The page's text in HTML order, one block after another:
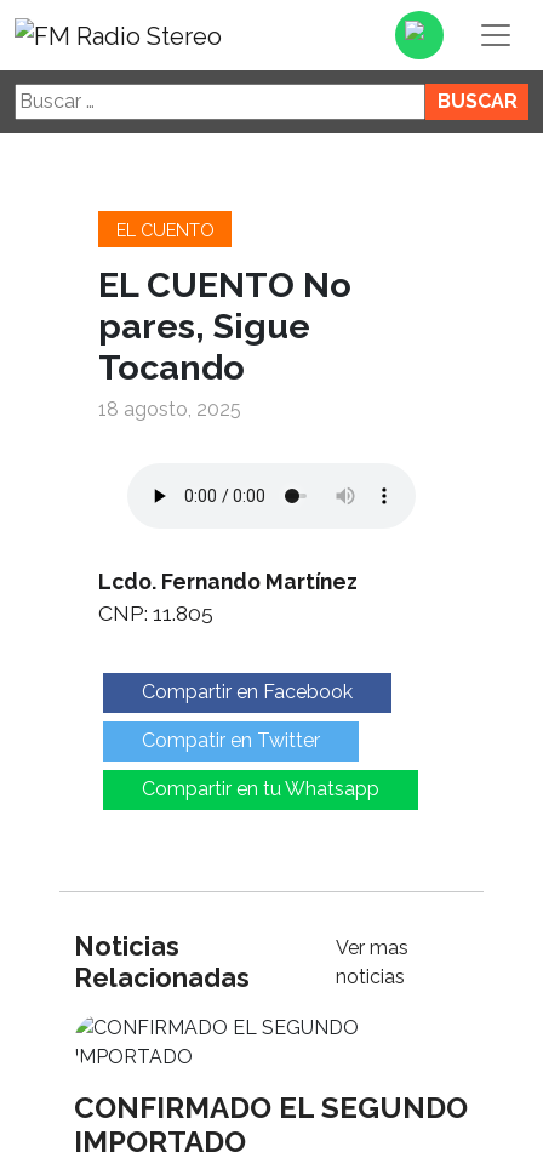
Buscar:
EL CUENTO
EL CUENTO No
pares, Sigue
Tocando
18 agosto, 2025
Lcdo. Fernando Martínez
CNP: 11.805
Compartir en Facebook
Compatir en Twitter
Compartir en tu Whatsapp
Noticias
Relacionadas
Ver mas
noticias
CONFIRMADO EL SEGUNDO
IMPORTADO